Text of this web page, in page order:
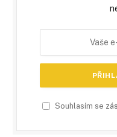
Souhlasím se